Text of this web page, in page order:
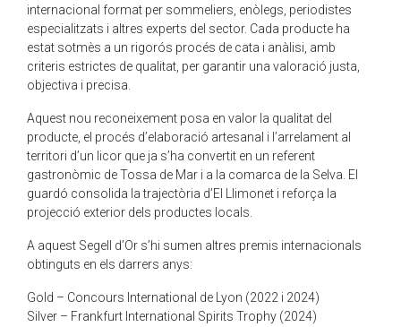
internacional format per sommeliers, enòlegs, periodistes
especialitzats i altres experts del sector. Cada producte ha
estat sotmès a un rigorós procés de cata i anàlisi, amb
criteris estrictes de qualitat, per garantir una valoració justa,
objectiva i precisa.
Aquest nou reconeixement posa en valor la qualitat del
producte, el procés d’elaboració artesanal i l’arrelament al
territori d’un licor que ja s’ha convertit en un referent
gastronòmic de Tossa de Mar i a la comarca de la Selva. El
guardó consolida la trajectòria d’El Llimonet i reforça la
projecció exterior dels productes locals.
A aquest Segell d’Or s’hi sumen altres premis internacionals
obtinguts en els darrers anys:
Gold – Concours International de Lyon (2022 i 2024)
Silver – Frankfurt International Spirits Trophy (2024)